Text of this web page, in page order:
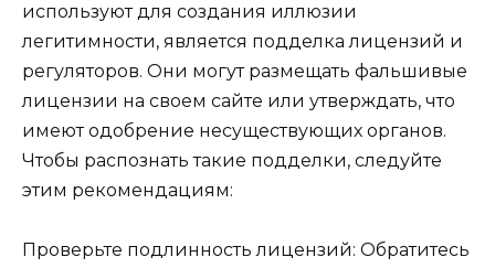
используют для создания иллюзии
легитимности, является подделка лицензий и
регуляторов. Они могут размещать фальшивые
лицензии на своем сайте или утверждать, что
имеют одобрение несуществующих органов.
Чтобы распознать такие подделки, следуйте
этим рекомендациям:
Проверьте подлинность лицензий: Обратитесь